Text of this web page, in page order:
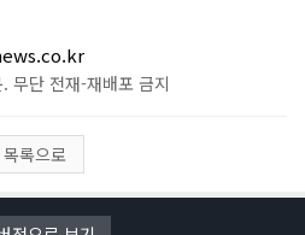
단 전재-재배포 금지
목록으로